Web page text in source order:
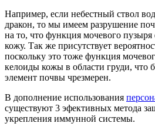
Например, если небестный ствол
дракон, то мы имеем разрушение
на то, что функция мочевого пузыря
кожу. Так же присутствует
поскольку это тоже функция
келоиды кожы в области груди, что
элемент почвы чрезмерен.
В дополнение использования
существуют 3 эфективных метода
укрепления иммунной системы.